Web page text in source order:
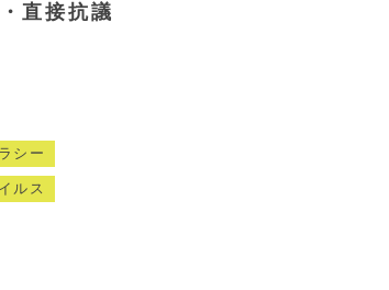
直接抗議
シー
ルス